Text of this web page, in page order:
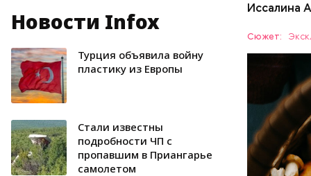
Новости Infox
Турция объявила войну
пластику из Европы
Стали известны
подробности ЧП с
пропавшим в Приангарье
самолетом
Иссалина
Сюжет: